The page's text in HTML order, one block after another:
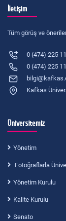
İletişim
Tüm görüş ve
0 (474) 225
0 (474) 225
Kafkas
Üniversitemiz
Yönetim
Fotoğraflarla
Yönetim Kurulu
Kalite Kurulu
Senato